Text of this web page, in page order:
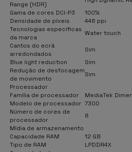
Range (HDR)
Gama de cores DCI-P3
100%
Densidade de píxeis
446 ppi
Tecnologias específicas
da marca
Water touch
Cantos do ecrã
arredondados
Sim
Blue light reduction
Sim
Redução de desfocagem
de movimento
Sim
Processador
Família de processador
MediaTek
Modelo de processador 7300
Número de cores de
processador
8
Mídia de armazenamento
Capacidade RAM
12 GB
Tipo de RAM
LPDDR4X